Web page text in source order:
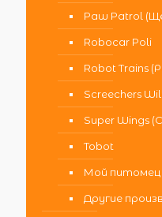
Paw Patrol
Robocar Poli
Robot Trains
Screechers
Super Wings
Tobot
Мой питомец
Другие